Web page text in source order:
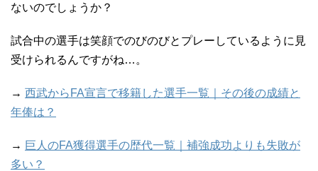
ないのでしょうか？
試合中の選手は笑顔でのびのびとプレーしているように見
受けられるんですがね…。
→ 西武からFA宣言で移籍した選手一覧｜その後の成績と
年俸は？
→ 巨人のFA獲得選手の歴代一覧｜補強成功よりも失敗が
多い？